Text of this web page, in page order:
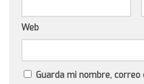
Web
Guarda mi nombre,